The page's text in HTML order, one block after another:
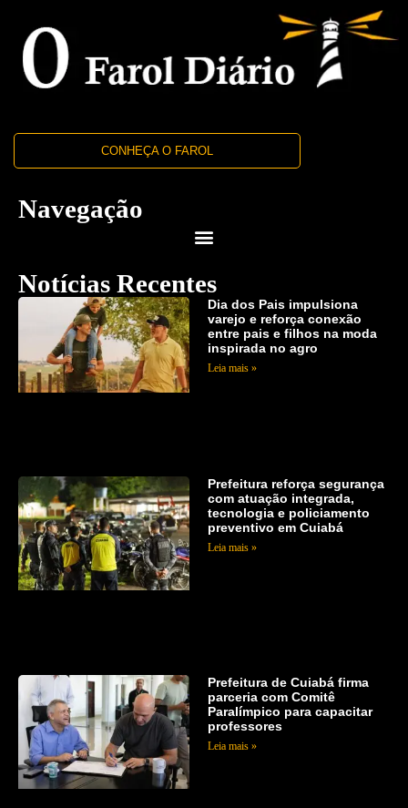
CONHEÇA O FAROL
Navegação
Notícias Recentes
Dia dos Pais impulsiona
varejo e reforça conexão
entre pais e filhos na moda
inspirada no agro
Leia mais »
Prefeitura reforça segurança
com atuação integrada,
tecnologia e policiamento
preventivo em Cuiabá
Leia mais »
Prefeitura de Cuiabá firma
parceria com Comitê
Paralímpico para capacitar
professores
Leia mais »